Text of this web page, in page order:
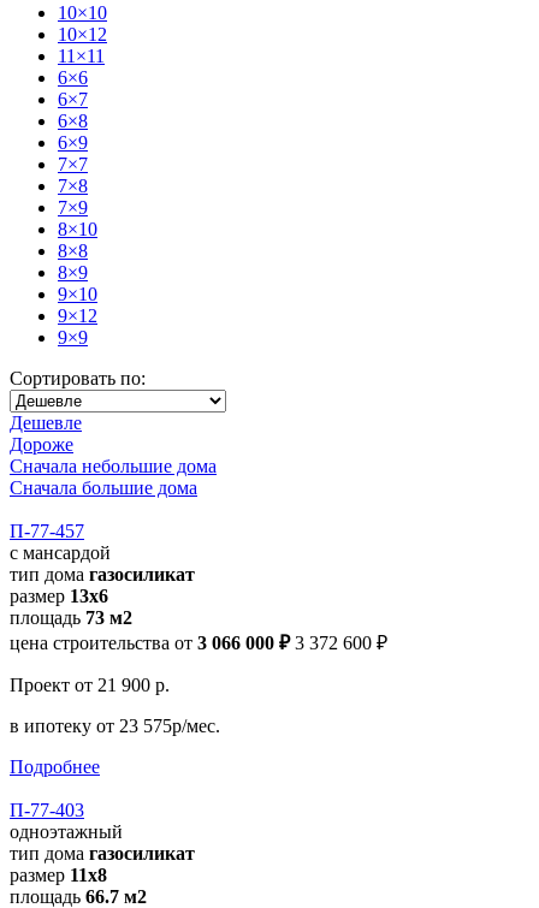
10×10
10×12
11×11
6×6
6×7
6×8
6×9
7×7
7×8
7×9
8×10
8×8
8×9
9×10
9×12
9×9
Сортировать по:
Дешевле
Дороже
Сначала небольшие дома
Сначала большие дома
П-77-457
с мансардой
тип дома газосиликат
размер 13х6
площадь 73 м2
цена строительства от 3 066 000 ₽ 3 372 600 ₽
Проект от 21 900 р.
в ипотеку от 23 575р/мес.
Подробнее
П-77-403
одноэтажный
тип дома газосиликат
размер 11х8
площадь 66.7 м2